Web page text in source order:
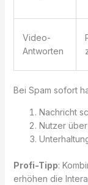
Video-
Antworten
Bei Spam sofort
Nachricht
Nutzer
Profi-Tipp:
erhöhen die